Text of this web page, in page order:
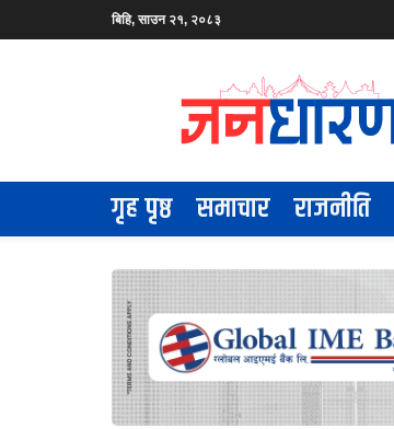
बिहि, साउन २१, २०८३
गृह पृष्ठ समाचार राजनीति